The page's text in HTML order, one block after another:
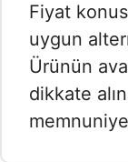
Fiyat
uygun
Ürünün
dikkate